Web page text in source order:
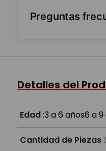
Preguntas
Detalles del
Edad:3 a 6 años6 a 9
Cantidad de Piezas: